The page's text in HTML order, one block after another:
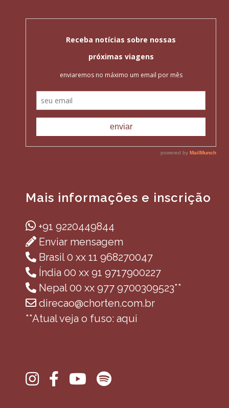
Mais informações e inscrição
+91 9220449844
Enviar mensagem
Brasil 0 xx 11 968270047
Índia 00 xx 91 9717900227
Nepal 00 xx 977 9700309523**
direcao@chorten.com.br
**Atual veja o fuso: aqui